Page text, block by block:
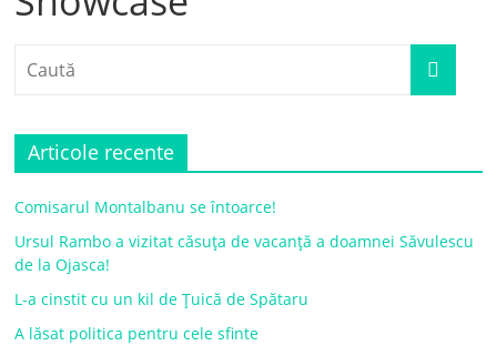
Articole recente
Comisarul Montalbanu se întoarce!
Ursul Rambo a vizitat căsuța de vacanță a doamnei Săvulescu
de la Ojasca!
L-a cinstit cu un kil de Țuică de Spătaru
A lăsat politica pentru cele sfinte